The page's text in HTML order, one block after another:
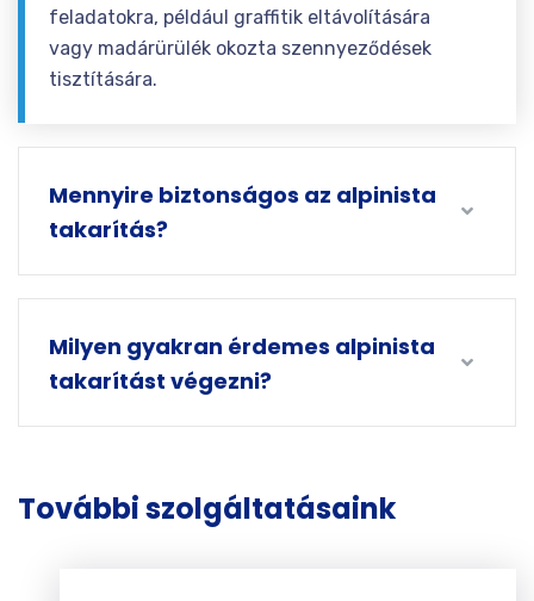
feladatokra, például graffitik eltávolítására
vagy madárürülék okozta szennyeződések
tisztítására.
Mennyire biztonságos az alpinista
takarítás?
Milyen gyakran érdemes alpinista
takarítást végezni?
További szolgáltatásaink